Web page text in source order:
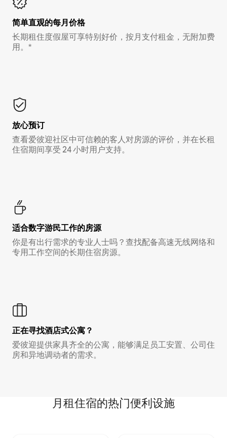
简单直观的每月价格
长期租住度假屋可享特别好价，按月支付租金，无附加费
用。*
放心预订
查看爱彼迎社区中可信赖的客人对房源的评价，并在长租
住宿期间享受 24 小时用户支持。
适合数字游民工作的房源
你是有出行需求的专业人士吗？查找配备高速无线网络和
专用工作空间的长期住宿房源。
正在寻找酒店式公寓？
爱彼迎提供家具齐全的公寓，能够满足员工安置、公司住
房和异地调动者的需求。
月租住宿的热门便利设施